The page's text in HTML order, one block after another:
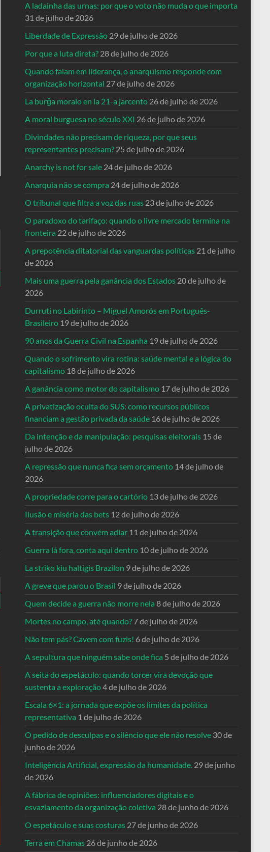
A ladainha das urnas: por que o voto não muda o que importa
31 de julho de 2026
Liberdade de Expressão 29 de julho de 2026
Por que a luta direta? 28 de julho de 2026
Quando falam em liderança, o anarquismo responde com
organização horizontal 27 de julho de 2026
La burĝa moralo en la 21-a jarcento 26 de julho de 2026
A moral burguesa no século XXI 26 de julho de 2026
Divindades não precisam de riqueza, por que seus
representantes precisam? 25 de julho de 2026
Anarchy is not for sale 24 de julho de 2026
Anarquia não se compra 24 de julho de 2026
O tribunal que filtra a voz das ruas 23 de julho de 2026
O paradoxo do tarifaço: quando o livre mercado termina na
fronteira 22 de julho de 2026
A prepotência ditatorial das vanguardas políticas 21 de julho
de 2026
Mais uma guerra pela ganância dos Estados 20 de julho de
2026
Durruti no Labirinto – Miguel Amorós em Português-
Brasileiro 19 de julho de 2026
90 anos da Guerra Civil na Espanha 19 de julho de 2026
Quando o sofrimento vira rotina: saúde mental e a lógica do
capitalismo 18 de julho de 2026
A ganância como motor do capitalismo 17 de julho de 2026
A privatização oculta do SUS: como recursos públicos
financiam a gestão privada da saúde 16 de julho de 2026
Da intenção e da manipulação: pesquisas eleitorais 15 de
julho de 2026
A repressão que nunca fica sem orçamento 14 de julho de
2026
A propriedade corre para o cartório 13 de julho de 2026
Ilusão e miséria das bets 12 de julho de 2026
A transição que convém adiar 11 de julho de 2026
Guerra lá fora, conta aqui dentro 10 de julho de 2026
La striko kiu haltigis Brazilon 9 de julho de 2026
A greve que parou o Brasil 9 de julho de 2026
Quem decide a guerra não morre nela 8 de julho de 2026
Mortes no campo, até quando? 7 de julho de 2026
Não tem pás? Cavem com fuzis! 6 de julho de 2026
A sepultura que ninguém sabe onde fica 5 de julho de 2026
A seita do espetáculo: quando torcer vira devoção que
sustenta a exploração4 de julho de 2026
Escala 6×1: a jornada que expõe os limites da política
representativa 1 de julho de 2026
O pedido de desculpas e o silêncio que ele não resolve 30 de
junho de 2026
Inteligência Artificial, expressão da humanidade. 29 de junho
de 2026
A fábrica de opiniões: influenciadores digitais e o
esvaziamento da organização coletiva 28 de junho de 2026
O espetáculo e suas costuras 27 de junho de 2026
Terra em Chamas 26 de junho de 2026